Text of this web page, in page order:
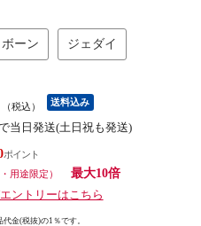
ボーン ジェダイ
（税込） 送料込み
当日発送(土日祝も発送)
用途限定）
最大10倍
ントリーはこちら
金(税抜)の1％です。